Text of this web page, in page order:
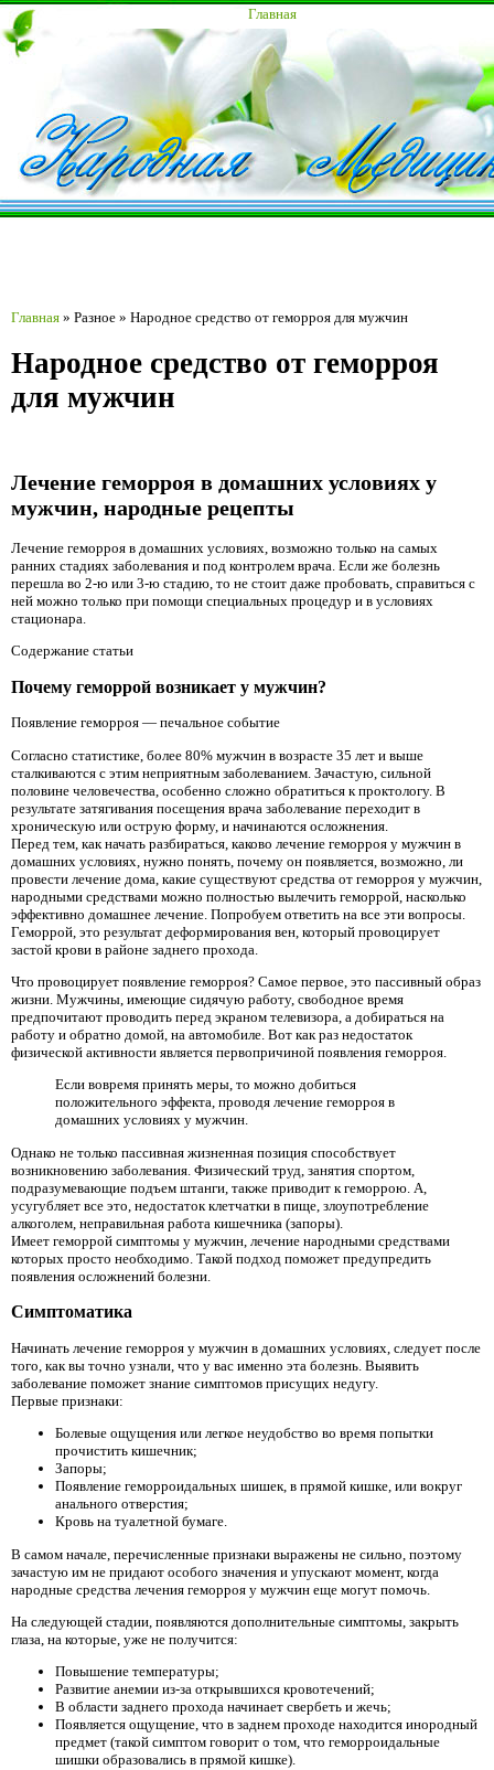
Главная
Главная » Разное » Народное средство от геморроя для мужчин
Народное средство от геморроя
для мужчин
Лечение геморроя в домашних условиях у
мужчин, народные рецепты
Лечение геморроя в домашних условиях, возможно только на самых
ранних стадиях заболевания и под контролем врача. Если же болезнь
перешла во 2-ю или 3-ю стадию, то не стоит даже пробовать, справиться с
ней можно только при помощи специальных процедур и в условиях
стационара.
Содержание статьи
Почему геморрой возникает у мужчин?
Появление геморроя — печальное событие
Согласно статистике, более 80% мужчин в возрасте 35 лет и выше
сталкиваются с этим неприятным заболеванием. Зачастую, сильной
половине человечества, особенно сложно обратиться к проктологу. В
результате затягивания посещения врача заболевание переходит в
хроническую или острую форму, и начинаются осложнения.
Перед тем, как начать разбираться, каково лечение геморроя у мужчин в
домашних условиях, нужно понять, почему он появляется, возможно, ли
провести лечение дома, какие существуют средства от геморроя у мужчин,
народными средствами можно полностью вылечить геморрой, насколько
эффективно домашнее лечение. Попробуем ответить на все эти вопросы.
Геморрой, это результат деформирования вен, который провоцирует
застой крови в районе заднего прохода.
Что провоцирует появление геморроя? Самое первое, это пассивный образ
жизни. Мужчины, имеющие сидячую работу, свободное время
предпочитают проводить перед экраном телевизора, а добираться на
работу и обратно домой, на автомобиле. Вот как раз недостаток
физической активности является первопричиной появления геморроя.
Если вовремя принять меры, то можно добиться
положительного эффекта, проводя лечение геморроя в
домашних условиях у мужчин.
Однако не только пассивная жизненная позиция способствует
возникновению заболевания. Физический труд, занятия спортом,
подразумевающие подъем штанги, также приводит к геморрою. А,
усугубляет все это, недостаток клетчатки в пище, злоупотребление
алкоголем, неправильная работа кишечника (запоры).
Имеет геморрой симптомы у мужчин, лечение народными средствами
которых просто необходимо. Такой подход поможет предупредить
появления осложнений болезни.
Симптоматика
Начинать лечение геморроя у мужчин в домашних условиях, следует после
того, как вы точно узнали, что у вас именно эта болезнь. Выявить
заболевание поможет знание симптомов присущих недугу.
Первые признаки:
Болевые ощущения или легкое неудобство во время попытки
прочистить кишечник;
Запоры;
Появление геморроидальных шишек, в прямой кишке, или вокруг
анального отверстия;
Кровь на туалетной бумаге.
В самом начале, перечисленные признаки выражены не сильно, поэтому
зачастую им не придают особого значения и упускают момент, когда
народные средства лечения геморроя у мужчин еще могут помочь.
На следующей стадии, появляются дополнительные симптомы, закрыть
глаза, на которые, уже не получится:
Повышение температуры;
Развитие анемии из-за открывшихся кровотечений;
В области заднего прохода начинает свербеть и жечь;
Появляется ощущение, что в заднем проходе находится инородный
предмет (такой симптом говорит о том, что геморроидальные
шишки образовались в прямой кишке).